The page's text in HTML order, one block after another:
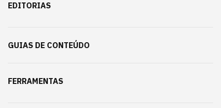
EDITORIAS
GUIAS DE CONTEÚDO
FERRAMENTAS